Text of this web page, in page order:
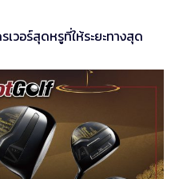
วอร์สุดหรูที่ให้ระยะทางสุด